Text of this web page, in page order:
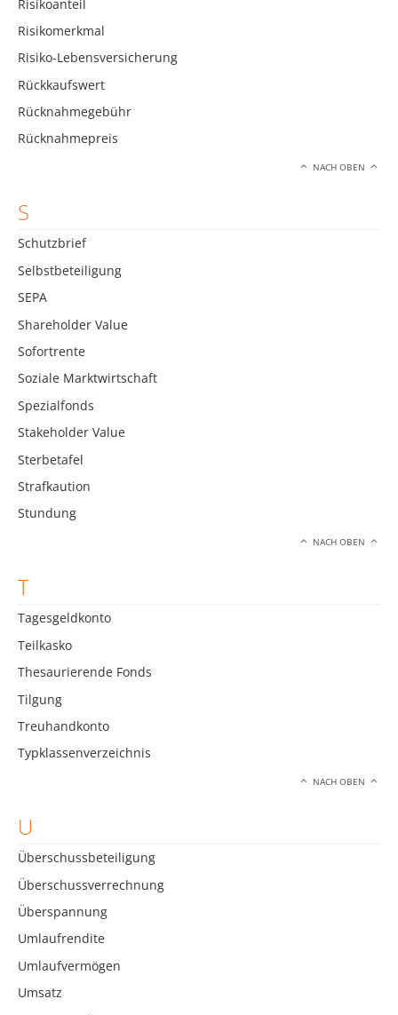
Risikoanteil
Risikomerkmal
Risiko-Lebensversicherung
Rückkaufswert
Rücknahmegebühr
Rücknahmepreis
NACH OBEN
S
Schutzbrief
Selbstbeteiligung
SEPA
Shareholder Value
Sofortrente
Soziale Marktwirtschaft
Spezialfonds
Stakeholder Value
Sterbetafel
Strafkaution
Stundung
NACH OBEN
T
Tagesgeldkonto
Teilkasko
Thesaurierende Fonds
Tilgung
Treuhandkonto
Typklassenverzeichnis
NACH OBEN
U
Überschussbeteiligung
Überschussverrechnung
Überspannung
Umlaufrendite
Umlaufvermögen
Umsatz